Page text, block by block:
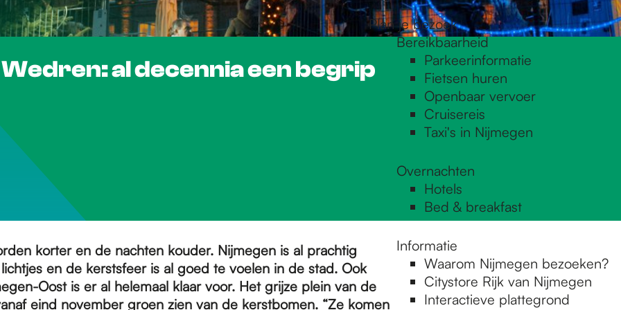
Plan je bezoek
Bereikbaarheid
Parkeerinformatie
Fietsen huren
Openbaar vervoer
Cruisereis
Taxi's in Nijmegen
Overnachten
Hotels
Bed & breakfast
Informatie
Waarom Nijmegen bezoeken?
Citystore Rijk van Nijmegen
Interactieve plattegrond
al decennia een begrip
korter en de nachten kouder. Nijmegen is al prachtig
en de kerstsfeer is al goed te voelen in de stad. Ook
Oost is er al helemaal klaar voor. Het grijze plein van de
eind november groen zien van de kerstbomen. “Ze komen